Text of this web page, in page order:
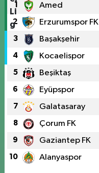
1 Amed
2 Erzurumspor FK
3 Başakşehir
4 Kocaelispor
5 Beşiktaş
6 Eyüpspor
7 Galatasaray
8 Çorum FK
9 Gaziantep FK
10 Alanyaspor